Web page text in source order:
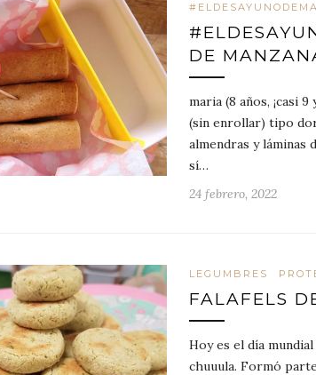
DE
maria (8 años, ¡casi
(sin enrollar) tipo
almendras y láminas
sí…
24 febrero, 2022
LEGUMBRES
FALAFELS
Hoy es el día
chuuula. Formó